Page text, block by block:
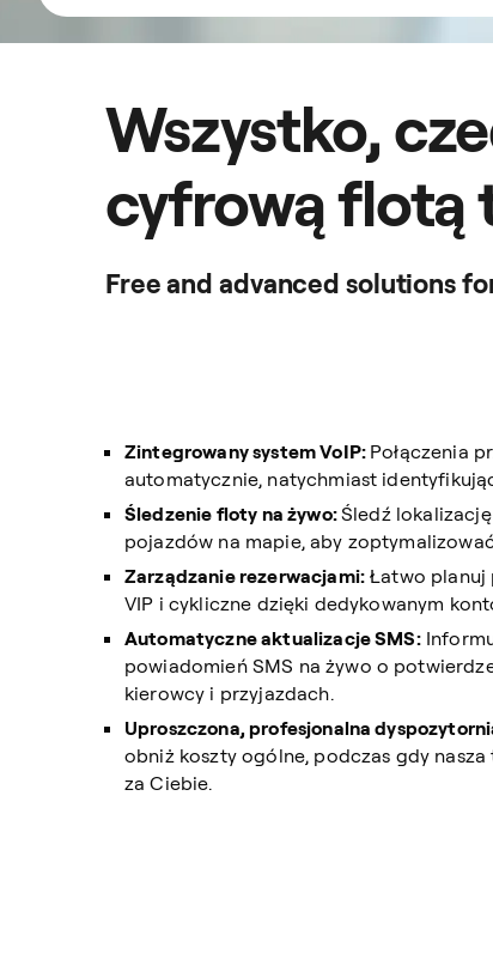
Wszystko,
cyfrową flotą
Free and advanced solutions
Zintegrowany system VoIP: Połączenia
automatycznie, natychmiast
Śledzenie floty na żywo:Śledź
pojazdów na mapie, aby
Zarządzanie rezerwacjami: Łatwo planuj
VIP i cykliczne dzięki dedykowanym
Automatyczne aktualizacje SMS:
powiadomień SMS na żywo o
kierowcy i przyjazdach.
Uproszczona, profesjonalna
obniż koszty ogólne, podczas gdy
za Ciebie.